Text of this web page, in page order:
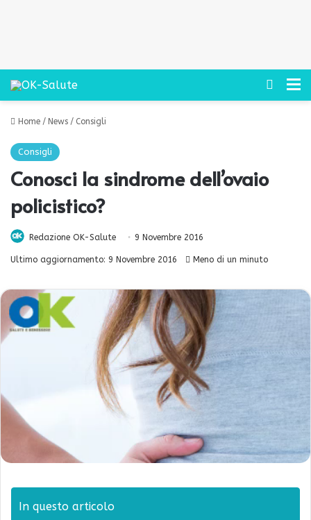
Cerca
Home / News / Consigli
Consigli
Conosci la sindrome dell’ovaio
policistico?
Redazione OK-Salute 9 Novembre 2016
Ultimo aggiornamento: 9 Novembre 2016 Meno di un minuto
In questo articolo